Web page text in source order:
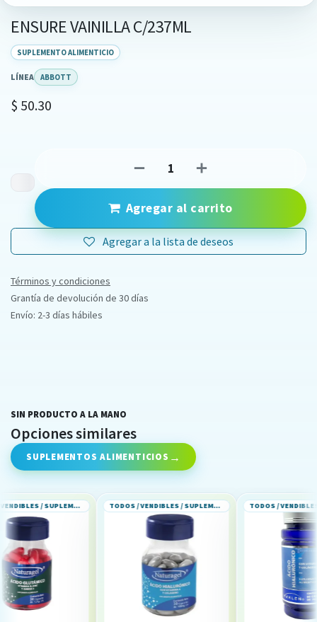
ENSURE VAINILLA C/237ML
SUPLEMENTO ALIMENTICIO
LÍNEA ABBOTT
$ 50.30
Agregar al carrito
Agregar a la lista de deseos
Términos y condiciones
Grantía de devolución de 30 días
Envío: 2-3 días hábiles
SIN PRODUCTO A LA MANO
Opciones similares
SUPLEMENTOS ALIMENTICIOS
TODOS / VENDIBLES / SUPLEMENTOS ALIMENTICIOS TODOS / VENDIBLES / SUPLEMENTOS ALIMENTICIOS